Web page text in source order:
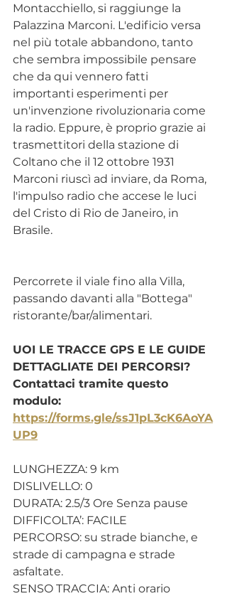
Montacchiello, si raggiunge la
Palazzina Marconi. L'edificio versa
nel più totale abbandono, tanto
che sembra impossibile pensare
che da qui vennero fatti
importanti esperimenti per
un'invenzione rivoluzionaria come
la radio. Eppure, è proprio grazie ai
trasmettitori della stazione di
Coltano che il 12 ottobre 1931
Marconi riuscì ad inviare, da Roma,
l'impulso radio che accese le luci
del Cristo di Rio de Janeiro, in
Brasile.
Percorrete il viale fino alla Villa,
passando davanti alla "Bottega"
ristorante/bar/alimentari.
UOI LE TRACCE GPS E LE GUIDE
DETTAGLIATE DEI PERCORSI?
Contattaci tramite questo
modulo:
https://forms.gle/ssJ1pL3cK6AoYA
UP9
LUNGHEZZA: 9 km
DISLIVELLO: 0
DURATA: 2.5/3 Ore Senza pause
DIFFICOLTA’: FACILE
PERCORSO: su strade bianche, e
strade di campagna e strade
asfaltate.
SENSO TRACCIA: Anti orario